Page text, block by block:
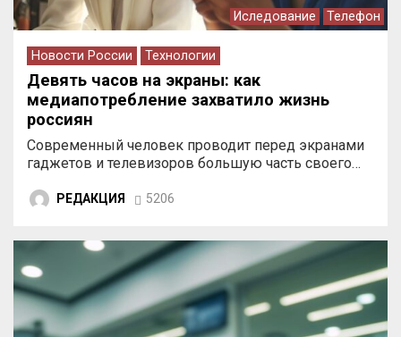
Иследование Телефон
Новости России Технологии
Девять часов на экраны: как
медиапотребление захватило жизнь
россиян
Современный человек проводит перед экранами
гаджетов и телевизоров большую часть своего…
РЕДАКЦИЯ 5206